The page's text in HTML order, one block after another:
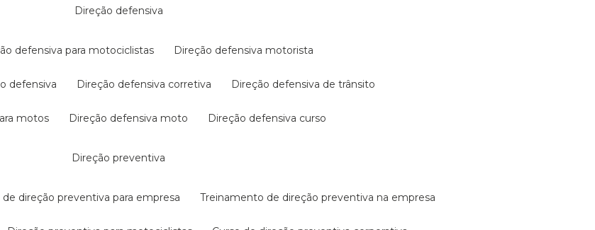
direção defensiva
defensiva para motociclistas direção defensiva motorista
defensiva direção defensiva corretiva direção defensiva de trânsito
motos direção defensiva moto direção defensiva curso
direção preventiva
de direção preventiva para empresa treinamento de direção preventiva na empresa